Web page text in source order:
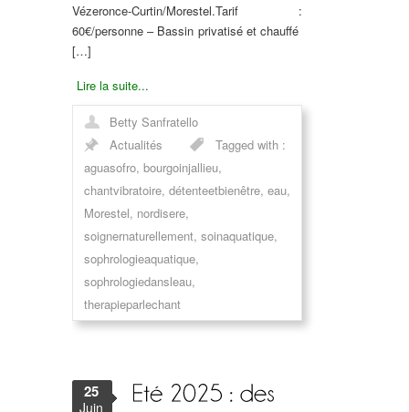
Vézeronce-Curtin/Morestel.Tarif :
60€/personne – Bassin privatisé et chauffé
[…]
Lire la suite...
Betty Sanfratello
Actualités
Tagged with :
aguasofro, bourgoinjallieu,
chantvibratoire, détenteetbienêtre, eau,
Morestel, nordisere,
soignernaturellement, soinaquatique,
sophrologieaquatique,
sophrologiedansleau,
therapieparlechant
25
Juin